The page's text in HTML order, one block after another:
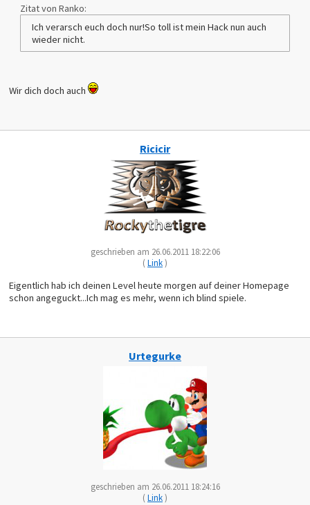
Zitat von Ranko:
Ich verarsch euch doch nur!So toll ist mein Hack nun auch
wieder nicht.
Wir dich doch auch
Ricicir
geschrieben am 26.06.2011 18:22:06
(Link)
Eigentlich hab ich deinen Level heute morgen auf deiner Homepage
schon angeguckt...Ich mag es mehr, wenn ich blind spiele.
Urtegurke
geschrieben am 26.06.2011 18:24:16
(Link)